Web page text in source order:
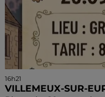
16h21
VILLEMEUX-SUR-